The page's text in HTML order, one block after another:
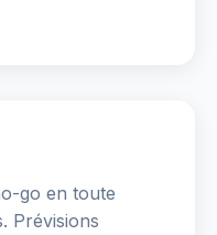
go en toute
Prévisions